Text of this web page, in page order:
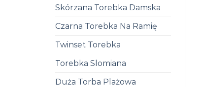
Skórzana Torebka Damska
Czarna Torebka Na Ramię
Twinset Torebka
Torebka Slomiana
Duża Torba Plażowa